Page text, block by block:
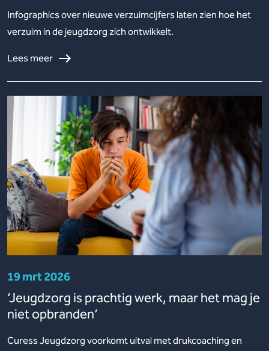
Infographics over nieuwe verzuimcijfers laten zien hoe het
verzuim in de jeugdzorg zich ontwikkelt.
Lees meer
19 mrt 2026
‘Jeugdzorg is prachtig werk, maar het mag je
niet opbranden’
Curess Jeugdzorg voorkomt uitval met drukcoaching en